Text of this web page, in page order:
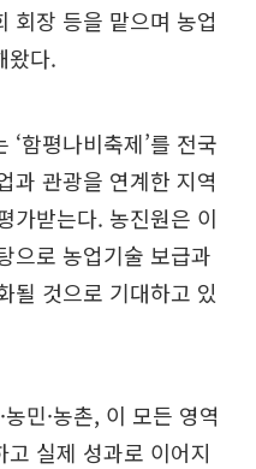
회장 등을 맡으며 농업
왔다.
함평나비축제’를 전국
과 관광을 연계한 지역
가받는다. 농진원은 이
으로 농업기술 보급과
될 것으로 기대하고 있
민·농촌, 이 모든 영역
실제 성과로 이어지